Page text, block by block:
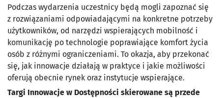
Podczas wydarzenia uczestnicy będą mogli zapoznać się
z rozwiązaniami odpowiadającymi na konkretne potrzeby
użytkowników, od narzędzi wspierających mobilność i
komunikację po technologie poprawiające komfort życia
osób z różnymi ograniczeniami. To okazja, aby przekonać
się, jak innowacje działają w praktyce i jakie możliwości
oferują obecnie rynek oraz instytucje wspierające.
Targi Innowacje w Dostępności skierowane są przede